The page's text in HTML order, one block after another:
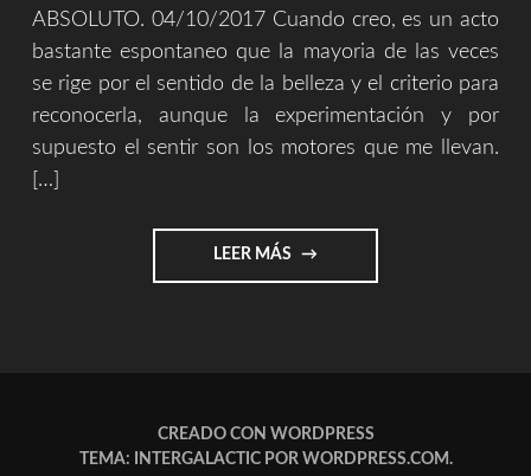
ABSOLUTO. 04/10/2017 Cuando creo, es un acto
bastante espontaneo que la mayoria de las veces
se rige por el sentido de la belleza y el criterio para
reconocerla, aunque la experimentación y por
supuesto el sentir son los motores que me llevan.
[…]
LEER MÁS "SOBRE
LA
CREADO CON WORDPRESS
TEMA: INTERGALACTIC POR WORDPRESS.COM.